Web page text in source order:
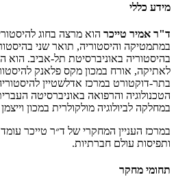
מידע כללי
ד"ר אמיר טייכר הוא מרצה בחוג
במתמטיקה והיסטוריה, תואר שני
בהיסטוריה באוניברסיטת תל-אביב. הוא
לאתיקה, אורח במכון מקס פלאנק
בתר-דוקטורט במרכז אדלשטיין
הטכנולוגיה והרפואה באוניברסיטה
במחלקה לביולוגיה מולקולרית במכון
במרכז העניין המחקרי של ד״ר טייכר
ותפיסות עולם חברתיות.
תחומי מחקר